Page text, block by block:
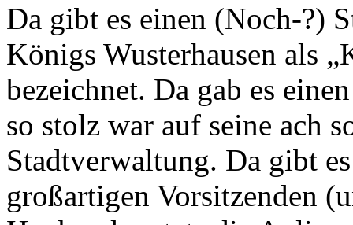
Da gibt es einen (Noch-?)
Königs Wusterhausen als
bezeichnet. Da gab es
so stolz war auf seine ach
Stadtverwaltung. Da gibt
großartigen Vorsitzenden